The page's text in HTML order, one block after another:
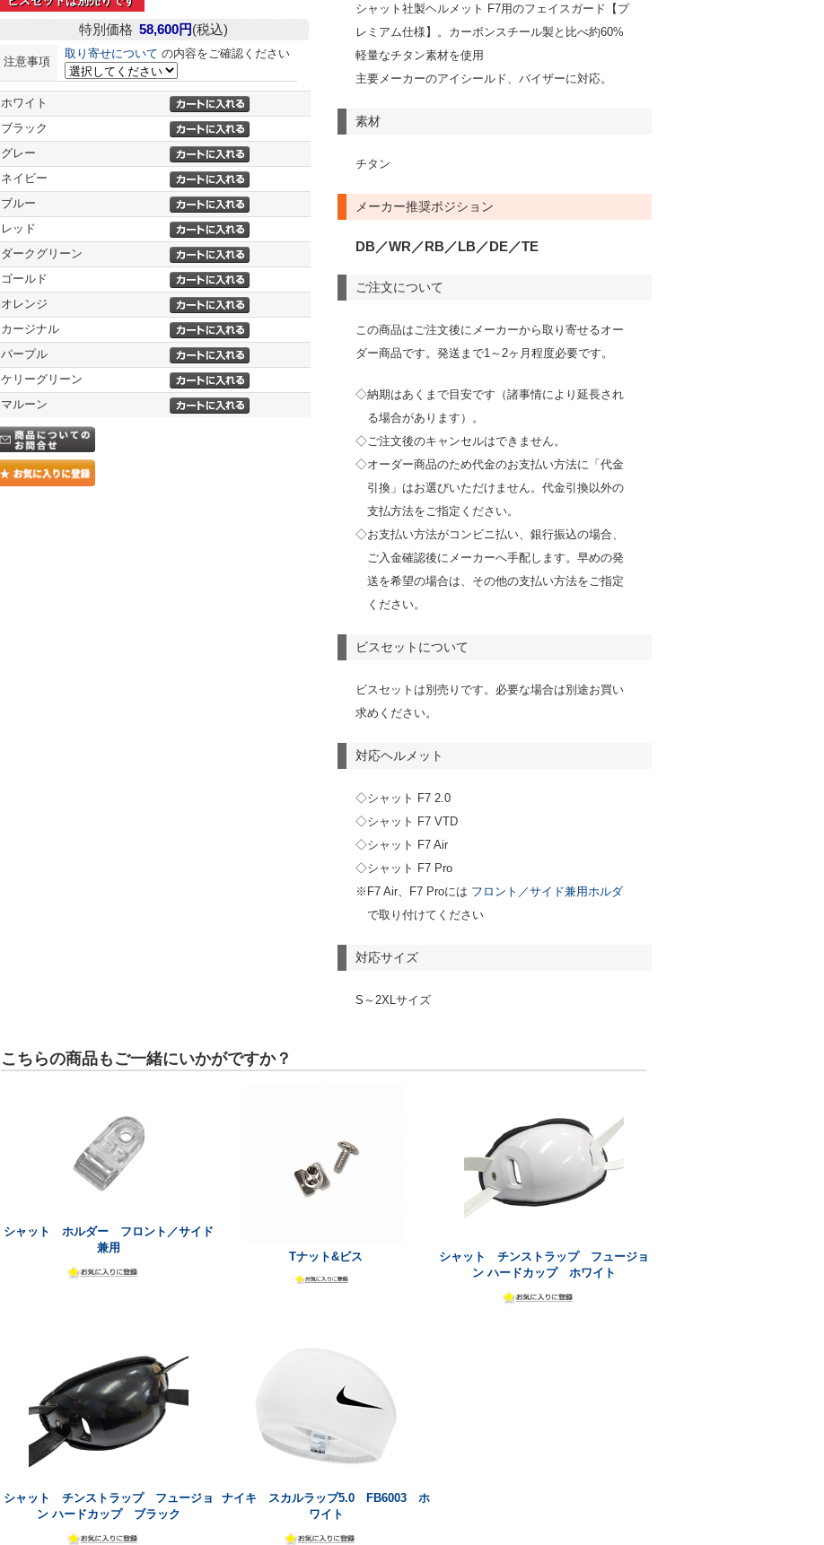
シャット社製ヘルメット F7用のフェイスガード【プ
レミアム仕様】。カーボンスチール製と比べ約60%
軽量なチタン素材を使用
主要メーカーのアイシールド、バイザーに対応。
素材
チタン
メーカー推奨ポジション
DB／WR／RB／LB／DE／TE
ご注文について
この商品はご注文後にメーカーから取り寄せるオー
ダー商品です。発送まで1～2ヶ月程度必要です。
◇納期はあくまで目安です（諸事情により延長され
る場合があります）。
◇ご注文後のキャンセルはできません。
◇オーダー商品のため代金のお支払い方法に「代金
引換」はお選びいただけません。代金引換以外の
支払方法をご指定ください。
◇お支払い方法がコンビニ払い、銀行振込の場合、
ご入金確認後にメーカーへ手配します。早めの発
送を希望の場合は、その他の支払い方法をご指定
ください。
ビスセットについて
ビスセットは別売りです。必要な場合は別途お買い
求めください。
対応ヘルメット
◇シャット F7 2.0
◇シャット F7 VTD
◇シャット F7 Air
◇シャット F7 Pro
※F7 Air、F7 Proには フロント／サイド兼用ホルダ
で取り付けてください
対応サイズ
S～2XLサイズ
特別価格 58,600円(税込)
注意事項
取り寄せについて の内容をご確認ください
ホワイト
ブラック
グレー
ネイビー
ブルー
レッド
ダークグリーン
ゴールド
オレンジ
カージナル
パープル
ケリーグリーン
マルーン
こちらの商品もご一緒にいかがですか？
シャット ホルダー フロント／サイド
兼用
Tナット&ビス
シャット チンストラップ フュージョ
ン ハードカップ ホワイト
シャット チンストラップ フュージョ
ン ハードカップ ブラック
ナイキ スカルラップ5.0 FB6003 ホ
ワイト